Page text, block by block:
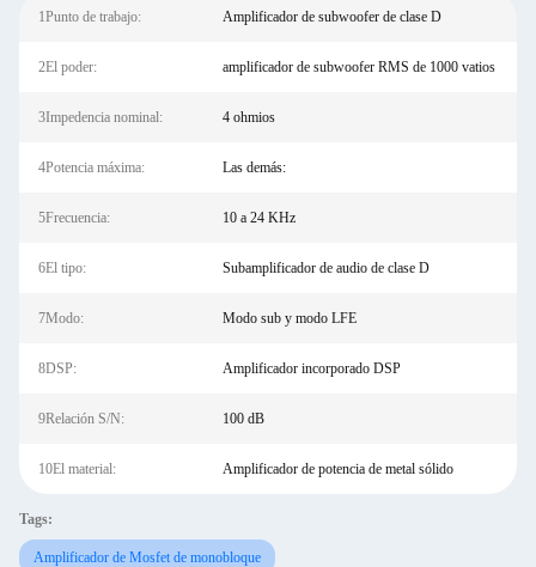
1Punto de trabajo: Amplificador de subwoofer de clase D
2El poder: amplificador de subwoofer RMS de 1000 vatios
3Impedencia nominal: 4 ohmios
4Potencia máxima: Las demás:
5Frecuencia: 10 a 24 KHz
6El tipo: Subamplificador de audio de clase D
7Modo: Modo sub y modo LFE
8DSP: Amplificador incorporado DSP
9Relación S/N: 100 dB
10El material: Amplificador de potencia de metal sólido
Tags:
Amplificador de Mosfet de monobloque